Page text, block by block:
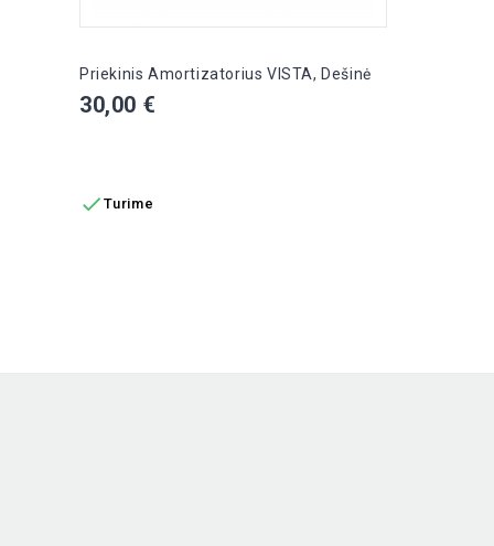
Priekinis Amortizatorius VISTA, Dešinė
Kaina
30,00 €
 Turime